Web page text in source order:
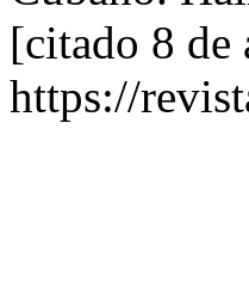
[citado 8 de
https://